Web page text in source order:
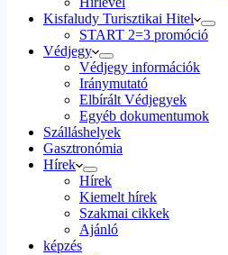
Kisfaludy Turisztikai Hitel
START 2=3 promóció
Védjegy
Védjegy információk
Iránymutató
Elbírált Védjegyek
Egyéb dokumentumok
Szálláshelyek
Gasztronómia
Hírek
Hírek
Kiemelt hírek
Szakmai cikkek
Ajánló
képzés